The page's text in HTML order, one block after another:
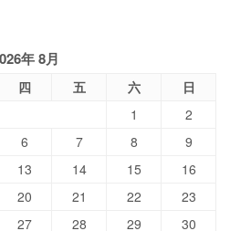
年 8月
四 五 六
日
1
2
6 7 8
9
13 14 15
16
20 21 22
23
27 28 29
30